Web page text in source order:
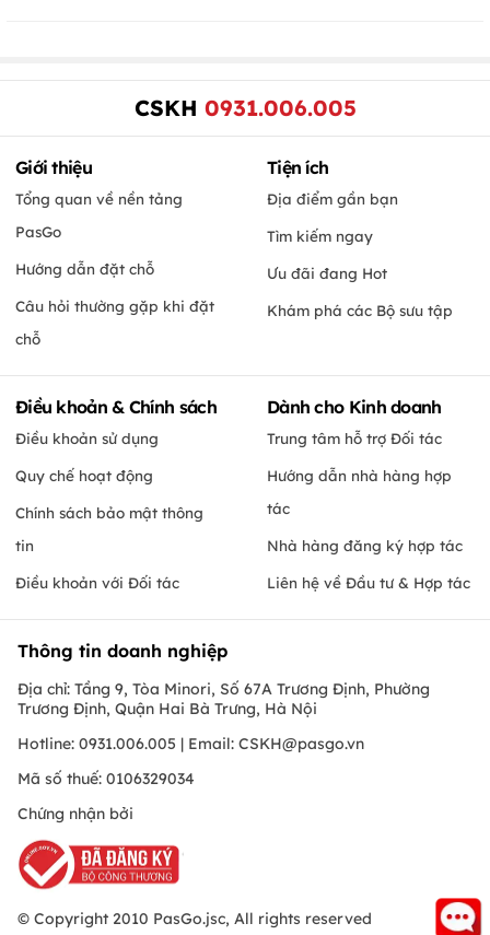
CSKH 0931.006.005
Giới thiệu
Tổng quan về nền tảng
PasGo
Hướng dẫn đặt chỗ
Câu hỏi thường gặp khi đặt
chỗ
Tiện ích
Địa điểm gần bạn
Tìm kiếm ngay
Ưu đãi đang Hot
Khám phá các Bộ sưu tập
Điều khoản & Chính sách
Điều khoản sử dụng
Quy chế hoạt động
Chính sách bảo mật thông
tin
Điều khoản với Đối tác
Dành cho Kinh doanh
Trung tâm hỗ trợ Đối tác
Hướng dẫn nhà hàng hợp
tác
Nhà hàng đăng ký hợp tác
Liên hệ về Đầu tư & Hợp tác
Thông tin doanh nghiệp
Địa chỉ: Tầng 9, Tòa Minori, Số 67A Trương Định, Phường
Trương Định, Quận Hai Bà Trưng, Hà Nội
Hotline: 0931.006.005 | Email: CSKH@pasgo.vn
Mã số thuế: 0106329034
Chứng nhận bởi
© Copyright 2010 PasGo.jsc, All rights reserved